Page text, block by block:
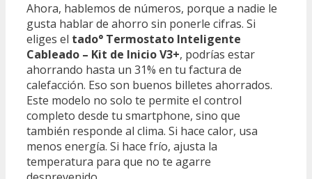
Ahora, hablemos de números, porque a nadie le
gusta hablar de ahorro sin ponerle cifras. Si
eliges el tado° Termostato Inteligente
Cableado – Kit de Inicio V3+, podrías estar
ahorrando hasta un 31% en tu factura de
calefacción. Eso son buenos billetes ahorrados.
Este modelo no solo te permite el control
completo desde tu smartphone, sino que
también responde al clima. Si hace calor, usa
menos energía. Si hace frío, ajusta la
temperatura para que no te agarre